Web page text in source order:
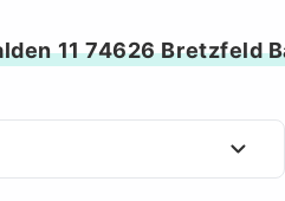
11 74626 Bretzfeld